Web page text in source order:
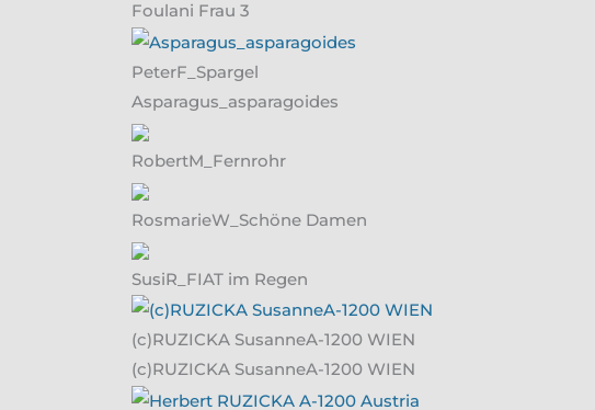
Foulani Frau 3
PeterF_Spargel
Asparagus_asparagoides
RobertM_Fernrohr
RosmarieW_Schöne Damen
SusiR_FIAT im Regen
(c)RUZICKA SusanneA-1200 WIEN
(c)RUZICKA SusanneA-1200 WIEN